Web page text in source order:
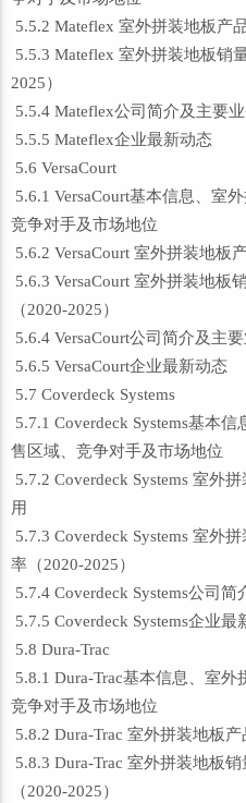
5.5.2 Mateflex 室外拼装地板产
5.5.3 Mateflex 室外拼装地板销
2025）
5.5.4 Mateflex公司简介及主要
5.5.5 Mateflex企业最新动态
5.6 VersaCourt
5.6.1 VersaCourt基本信息、室
竞争对手及市场地位
5.6.2 VersaCourt 室外拼装地板
5.6.3 VersaCourt 室外拼装地板
（2020-2025）
5.6.4 VersaCourt公司简介及主
5.6.5 VersaCourt企业最新动态
5.7 Coverdeck Systems
5.7.1 Coverdeck Systems基本
售区域、竞争对手及市场地位
5.7.2 Coverdeck Systems 室外
用
5.7.3 Coverdeck Systems 室外
率（2020-2025）
5.7.4 Coverdeck Systems公司简
5.7.5 Coverdeck Systems企业最
5.8 Dura-Trac
5.8.1 Dura-Trac基本信息、室外
竞争对手及市场地位
5.8.2 Dura-Trac 室外拼装地板
5.8.3 Dura-Trac 室外拼装地板
（2020-2025）